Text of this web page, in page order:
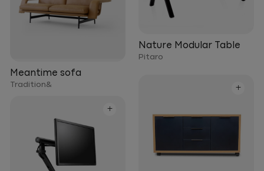
Meantime sofa
Tradition&
Nature Modular Table
Pitaro
+
+